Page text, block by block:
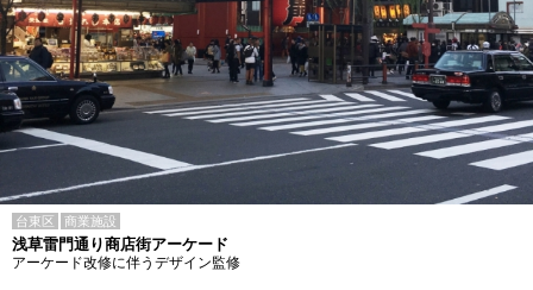
台東区 商業施設
浅草雷門通り商店街アーケード
アーケード改修に伴うデザイン監修